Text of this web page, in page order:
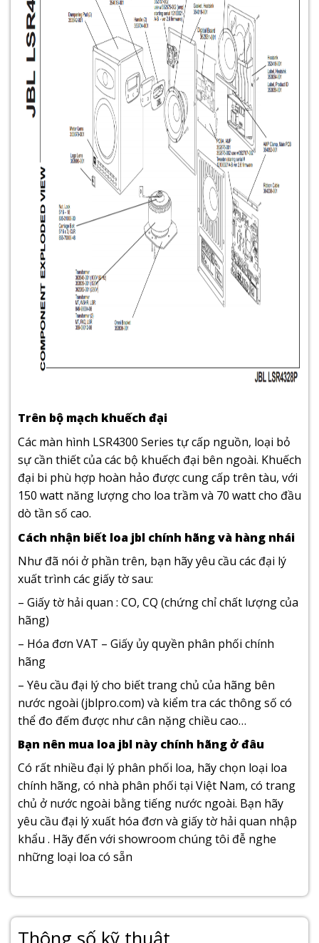
Trên bộ mạch khuếch đại
Các màn hình LSR4300 Series tự cấp nguồn, loại bỏ
sự cần thiết của các bộ khuếch đại bên ngoài. Khuếch
đại bi phù hợp hoàn hảo được cung cấp trên tàu, với
150 watt năng lượng cho loa trầm và 70 watt cho đầu
dò tần số cao.
Cách nhận biết loa jbl chính hãng và hàng nhái
Như đã nói ở phần trên, bạn hãy yêu cầu các đại lý
xuất trình các giấy tờ sau:
– Giấy tờ hải quan : CO, CQ (chứng chỉ chất lượng của
hãng)
– Hóa đơn VAT – Giấy ủy quyền phân phối chính
hãng
– Yêu cầu đại lý cho biết trang chủ của hãng bên
nước ngoài (jblpro.com) và kiểm tra các thông số có
thể đo đếm được như cân nặng chiều cao…
Bạn nên mua loa jbl này chính hãng ở đâu
Có rất nhiều đại lý phân phối loa, hãy chọn loại loa
chính hãng, có nhà phân phối tại Việt Nam, có trang
chủ ở nước ngoài bằng tiếng nước ngoài. Bạn hãy
yêu cầu đại lý xuất hóa đơn và giấy tờ hải quan nhập
khẩu . Hãy đến với showroom chúng tôi đễ nghe
những loại loa có sẵn